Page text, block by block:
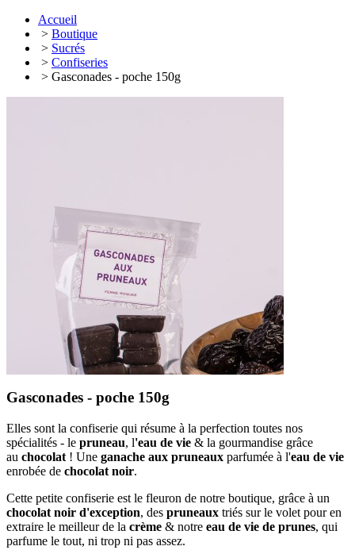
Accueil
> Boutique
> Sucrés
> Confiseries
> Gasconades - poche 150g
Gasconades - poche 150g
Elles sont la confiserie qui résume à la perfection toutes nos
spécialités - le pruneau, l'eau de vie & la gourmandise grâce
au chocolat ! Une ganache aux pruneaux parfumée à l'eau de vie
enrobée de chocolat noir.
Cette petite confiserie est le fleuron de notre boutique, grâce à un
chocolat noir d'exception, des pruneaux triés sur le volet pour en
extraire le meilleur de la crème & notre eau de vie de prunes, qui
parfume le tout, ni trop ni pas assez.